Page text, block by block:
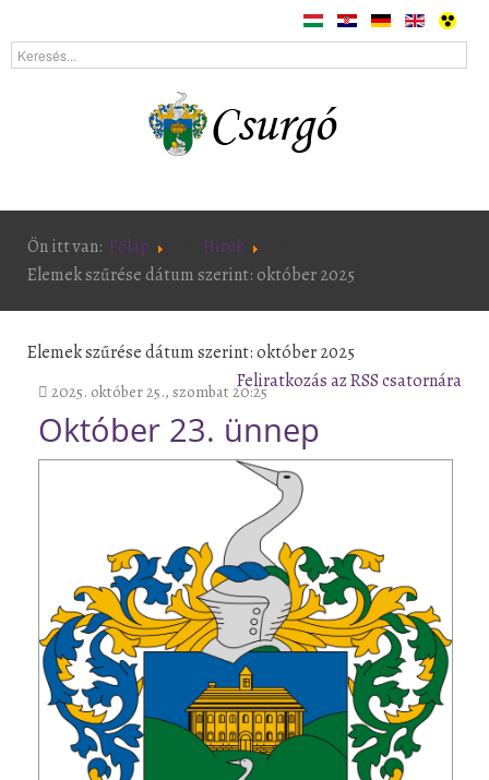
Ön itt van: Főlap
Hírek
Elemek szűrése dátum szerint: október 2025
Elemek szűrése dátum szerint: október 2025
Feliratkozás az RSS csatornára
2025. október 25., szombat 20:25
Október 23. ünnep